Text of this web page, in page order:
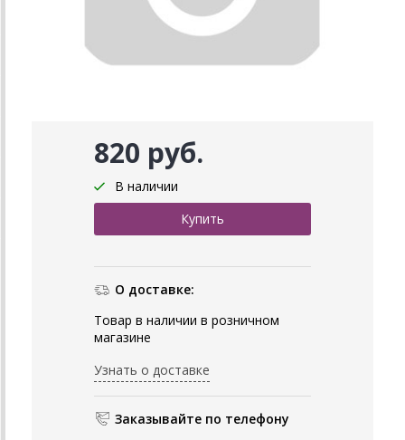
820 руб.
В наличии
О доставке:
Товар в наличии в розничном
магазине
Узнать о доставке
Заказывайте по телефону